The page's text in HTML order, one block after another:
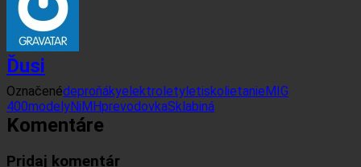
Ďusi
OznačenédeproňákyelektroletyletiskolietanieMIG
400modelyNiMHprevodovkaSklabiná
Komentáre
Pridaj komentár